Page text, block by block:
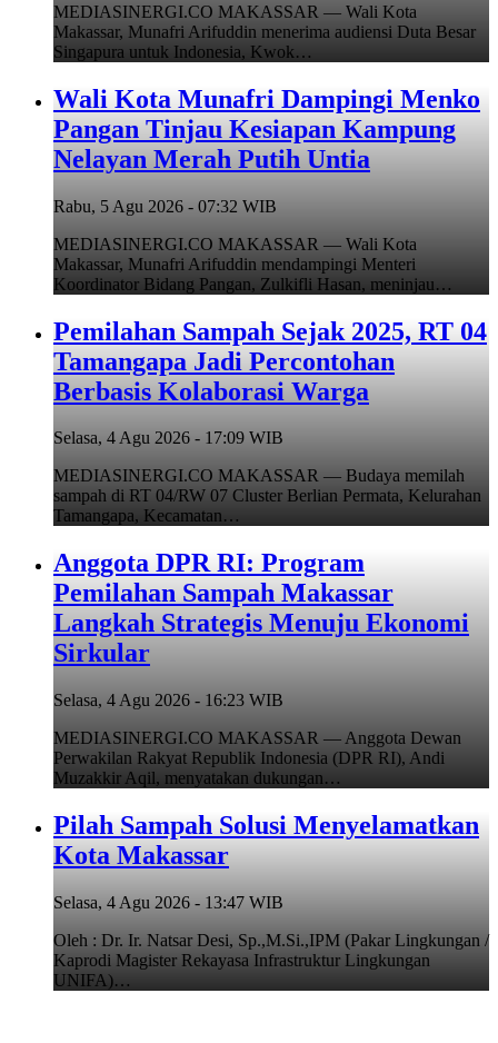
MEDIASINERGI.CO MAKASSAR — Wali Kota
Makassar, Munafri Arifuddin menerima audiensi Duta Besar
Singapura untuk Indonesia, Kwok…
Wali Kota Munafri Dampingi Menko
Pangan Tinjau Kesiapan Kampung
Nelayan Merah Putih Untia
Rabu, 5 Agu 2026 - 07:32 WIB
MEDIASINERGI.CO MAKASSAR — Wali Kota
Makassar, Munafri Arifuddin mendampingi Menteri
Koordinator Bidang Pangan, Zulkifli Hasan, meninjau…
Pemilahan Sampah Sejak 2025, RT 04
Tamangapa Jadi Percontohan
Berbasis Kolaborasi Warga
Selasa, 4 Agu 2026 - 17:09 WIB
MEDIASINERGI.CO MAKASSAR — Budaya memilah
sampah di RT 04/RW 07 Cluster Berlian Permata, Kelurahan
Tamangapa, Kecamatan…
Anggota DPR RI: Program
Pemilahan Sampah Makassar
Langkah Strategis Menuju Ekonomi
Sirkular
Selasa, 4 Agu 2026 - 16:23 WIB
MEDIASINERGI.CO MAKASSAR — Anggota Dewan
Perwakilan Rakyat Republik Indonesia (DPR RI), Andi
Muzakkir Aqil, menyatakan dukungan…
Pilah Sampah Solusi Menyelamatkan
Kota Makassar
Selasa, 4 Agu 2026 - 13:47 WIB
Oleh : Dr. Ir. Natsar Desi, Sp.,M.Si.,IPM (Pakar Lingkungan /
Kaprodi Magister Rekayasa Infrastruktur Lingkungan
UNIFA)…